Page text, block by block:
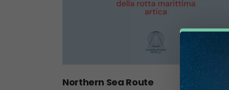
Northern Sea Route